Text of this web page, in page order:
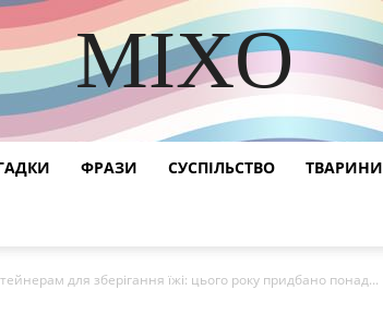
MIXO
DISCOVER THE ART OF PUBLISHING
ФРАЗИ СУСПІЛЬСТВО ТВАРИНИ
для зберігання їжі: цього року придбано понад...